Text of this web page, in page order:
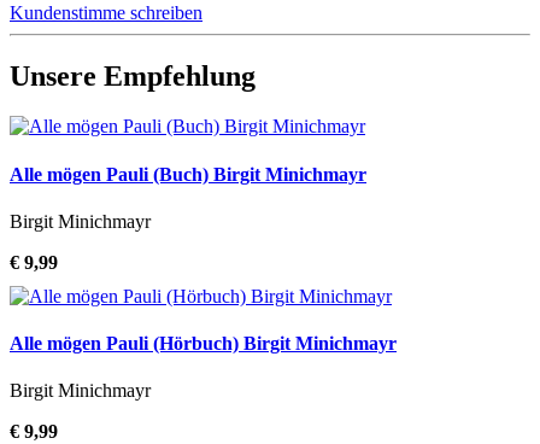
Kundenstimme schreiben
Unsere Empfehlung
Alle mögen Pauli (Buch) Birgit Minichmayr
Birgit Minichmayr
€ 9,99
Alle mögen Pauli (Hörbuch) Birgit Minichmayr
Birgit Minichmayr
€ 9,99